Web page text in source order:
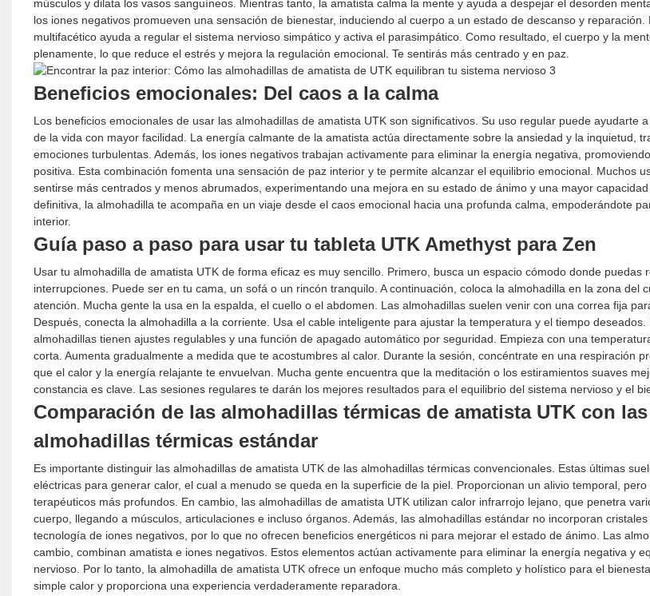
músculos y dilata los vasos sanguíneos. Mientras tanto, la amatista calma la mente y ayuda a despejar el desorden
los iones negativos promueven una sensación de bienestar, induciendo al cuerpo a un estado de descanso y reparación.
multifacético ayuda a regular el sistema nervioso simpático y activa el parasimpático. Como resultado, el cuerpo y la
plenamente, lo que reduce el estrés y mejora la regulación emocional. Te sentirás más centrado y en paz.
Beneficios emocionales: Del caos a la calma
Los beneficios emocionales de usar las almohadillas de amatista UTK son significativos. Su uso regular puede ayudarte
de la vida con mayor facilidad. La energía calmante de la amatista actúa directamente sobre la ansiedad y la inquietud,
emociones turbulentas. Además, los iones negativos trabajan activamente para eliminar la energía negativa,
positiva. Esta combinación fomenta una sensación de paz interior y te permite alcanzar el equilibrio emocional. Muchos
sentirse más centrados y menos abrumados, experimentando una mejora en su estado de ánimo y una mayor
definitiva, la almohadilla te acompaña en un viaje desde el caos emocional hacia una profunda calma, empoderándote
interior.
Guía paso a paso para usar tu tableta UTK Amethyst para Zen
Usar tu almohadilla de amatista UTK de forma eficaz es muy sencillo. Primero, busca un espacio cómodo donde puedas
interrupciones. Puede ser en tu cama, un sofá o un rincón tranquilo. A continuación, coloca la almohadilla en la zona del
atención. Mucha gente la usa en la espalda, el cuello o el abdomen. Las almohadillas suelen venir con una correa fija
Después, conecta la almohadilla a la corriente. Usa el cable inteligente para ajustar la temperatura y el tiempo
almohadillas tienen ajustes regulables y una función de apagado automático por seguridad. Empieza con una
corta. Aumenta gradualmente a medida que te acostumbres al calor. Durante la sesión, concéntrate en una respiración
que el calor y la energía relajante te envuelvan. Mucha gente encuentra que la meditación o los estiramientos suaves
constancia es clave. Las sesiones regulares te darán los mejores resultados para el equilibrio del sistema nervioso y el
Comparación de las almohadillas térmicas de amatista UTK con las
almohadillas térmicas estándar
Es importante distinguir las almohadillas de amatista UTK de las almohadillas térmicas convencionales. Estas últimas
eléctricas para generar calor, el cual a menudo se queda en la superficie de la piel. Proporcionan un alivio temporal,
terapéuticos más profundos. En cambio, las almohadillas de amatista UTK utilizan calor infrarrojo lejano, que penetra
cuerpo, llegando a músculos, articulaciones e incluso órganos. Además, las almohadillas estándar no incorporan
tecnología de iones negativos, por lo que no ofrecen beneficios energéticos ni para mejorar el estado de ánimo. Las
cambio, combinan amatista e iones negativos. Estos elementos actúan activamente para eliminar la energía negativa y
nervioso. Por lo tanto, la almohadilla de amatista UTK ofrece un enfoque mucho más completo y holístico para el
simple calor y proporciona una experiencia verdaderamente reparadora.